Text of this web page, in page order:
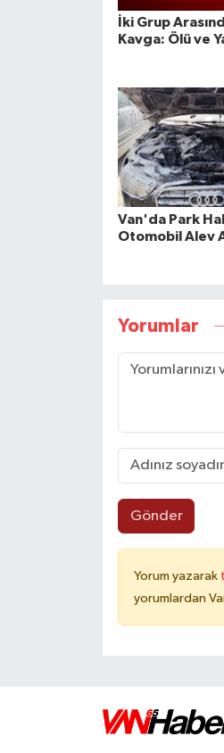
İki Grup
Kavga: Ölü ve
Van'da Park
Otomobil Alev
Yorumlar
Gönder
Yorum yazarak
yorumlardan